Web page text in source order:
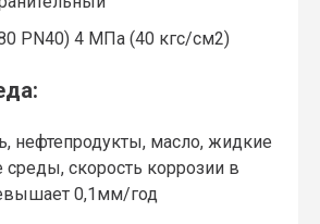
PN40) 4 МПа (40 кгс/см2)
нефтепродукты, масло, жидкие
среды, скорость коррозии в
0,1мм/год